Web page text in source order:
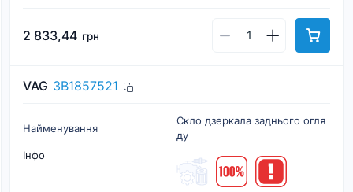
2 833,44 грн
VAG 3B1857521
Найменування
Скло дзеркала заднього огля
ду
Інфо